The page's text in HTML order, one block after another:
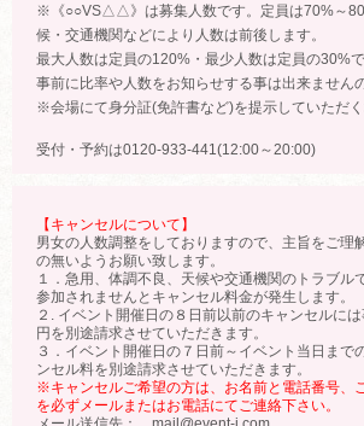
※《○○VS△△》は募集人数です。定員は70%～
候・交通機関などにより人数は前後します。
最大人数は定員の120%・最少人数は定員の30%で
事前に比率や人数をお知らせする事は出来ません
※会場にて身分証(免許書など)を提示していただく
受付・予約は0120-933-441(12:00～20:00)
【キャンセルについて】
男女の人数調整をしておりますので、主旨をご理
の無いようお願い致します。
１．急用、体調不良、天候や交通機関のトラブル
参加されませんとキャンセル料金が発生します。
２. イベント開催日の８日前以前のキャンセルに
円を別途請求させていただきます。
３．イベント開催日の７日前～イベント当日まで
ンセル料を別途請求させていただきます。
※キャンセルご希望の方は、お名前と電話番号、
を必ずメールまたはお電話にてご連絡下さい。